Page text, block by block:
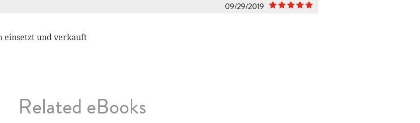
09/29/2019
einsetzt und verkauft
Related eBooks